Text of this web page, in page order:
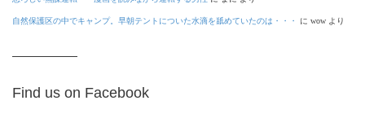
自然保護区の中でキャンプ。早朝テントについた水滴を舐めていたのは・・・ に wow より
Find us on Facebook